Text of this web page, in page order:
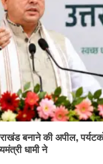
बनाने की अपील,
धामी ने